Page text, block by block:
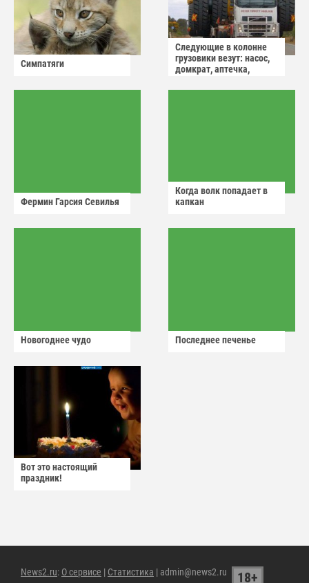
Симпатяги
Следующие в колонне
грузовики везут: насос,
домкрат, аптечка,
Фермин Гарсия Севилья
Когда волк попадает в
капкан
Новогоднее чудо Последнее печенье
Вот это настоящий
праздник!
News2.ru: О сервисе | Статистика | admin@news2.ru 18+